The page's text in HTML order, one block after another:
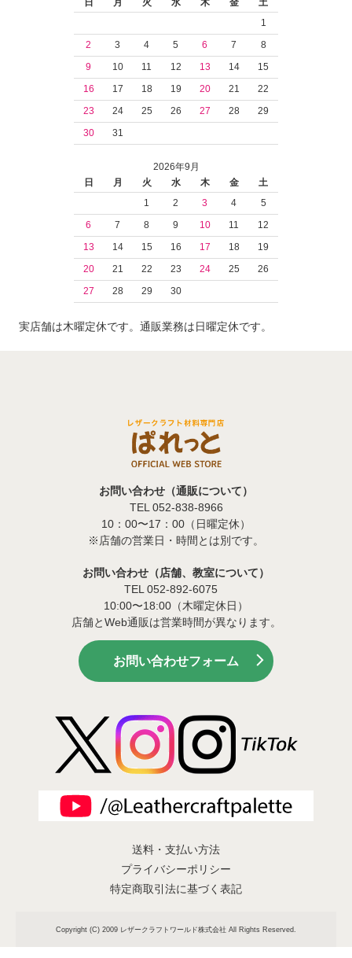
日
月 火 水 木 金
土
1
2
3 4 5 6 7
8
9
10 11 12 13 14
15
16
17 18 19 20 21
22
23
24 25 26 27 28
29
30
31
2026年9月
日
月 火 水 木 金
土
1
2 3 4
5
6
7 8 9 10 11
12
13
14 15 16 17 18
19
20
21 22 23 24 25
26
27
28 29 30
実店舗は木曜定休です。通販業務は日曜定休です。
お問い合わせ（通販について）
TEL 052-838-8966
10：00〜17：00（日曜定休）
※店舗の営業日・時間とは別です。
お問い合わせ（店舗、教室について）
TEL 052-892-6075
10:00〜18:00（木曜定休日）
店舗とWeb通販は営業時間が異なります。
お問い合わせフォーム
送料・支払い方法
プライバシーポリシー
特定商取引法に基づく表記
Copyright (C) 2009 レザークラフトワールド株式会社 All Rights Reserved.